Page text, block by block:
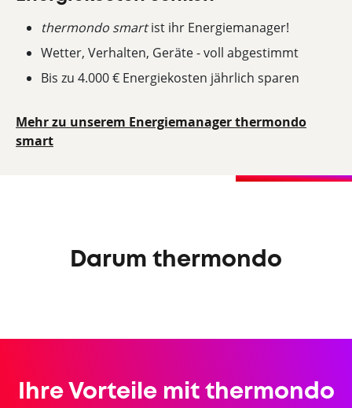
thermondo smartist ihr Energiemanager!
Wetter, Verhalten, Geräte - voll abgestimmt
Bis zu 4.000 € Energiekosten jährlich sparen
Mehr zu unserem Energiemanager thermondo
smart
Darum thermondo
Ihre Vorteile mit thermondo